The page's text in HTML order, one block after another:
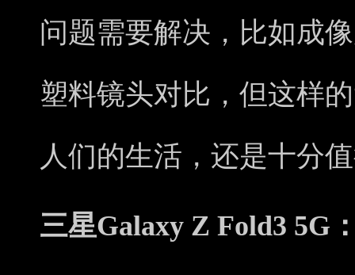
问题需要解决，比如成
塑料镜头对比，但这样
人们的生活，还是十分
三星Galaxy Z Fold3 5G